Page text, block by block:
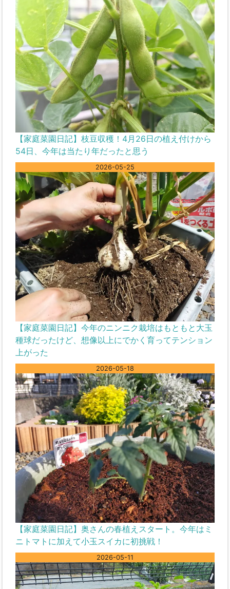
【家庭菜園日記】枝豆収穫！4月26日の植え付けから
54日、今年は当たり年だったと思う
2026-05-25
【家庭菜園日記】今年のニンニク栽培はもともと大玉
種球だったけど、想像以上にでかく育ってテンション
上がった
2026-05-18
【家庭菜園日記】奥さんの春植えスタート。今年はミ
ニトマトに加えて小玉スイカに初挑戦！
2026-05-11